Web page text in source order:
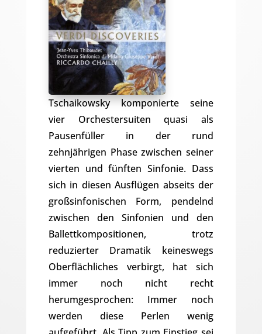
Tschaikowsky komponierte seine
vier Orchestersuiten quasi als
Pausenfüller in der rund
zehnjährigen Phase zwischen seiner
vierten und fünften Sinfonie. Dass
sich in diesen Ausflügen abseits der
großsinfonischen Form, pendelnd
zwischen den Sinfonien und den
Ballettkompositionen, trotz
reduzierter Dramatik keineswegs
Oberflächliches verbirgt, hat sich
immer noch nicht recht
herumgesprochen: Immer noch
werden diese Perlen wenig